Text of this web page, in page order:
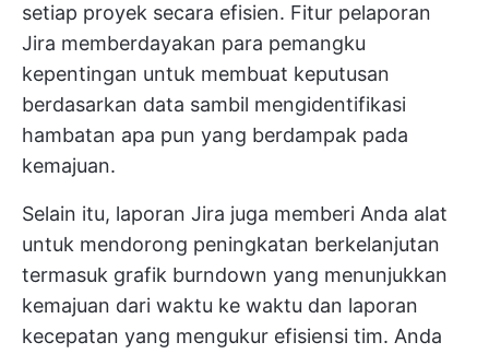
setiap proyek secara efisien. Fitur pelaporan
Jira memberdayakan para pemangku
kepentingan untuk membuat keputusan
berdasarkan data sambil mengidentifikasi
hambatan apa pun yang berdampak pada
kemajuan.
Selain itu, laporan Jira juga memberi Anda alat
untuk mendorong peningkatan berkelanjutan
termasuk grafik burndown yang menunjukkan
kemajuan dari waktu ke waktu dan laporan
kecepatan yang mengukur efisiensi tim. Anda